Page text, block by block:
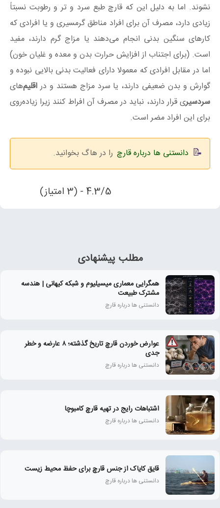
نشوند. اما به دلیل این که قارچ طبع سرد و تر و رطوبت نسبتاً
زیادی دارد، مصرف آن برای افراد مناطق گرمسیری و یا افرادی که
کارهای سنگین بدنی انجام می‌دهند یا مزاج گرم دارند، مفید
است. (برای اجتناب از افزایش حرارت بدن و معده و غلیان خون)
اما در مقابل افرادی که معمولا دارای فعالیت بدنی بالایی نبوده و
گوارش و بدن ضعیفی دارند، یا سرد مزاج هستند و دراقلیم‌های
سردسیری قرار دارند، نباید در مصرف آن افراط کنند زیرا زیاده‌‌روی
برای این افراد مضر است.
دانستنی ها درباره قارچ را در هاگ بخوانید.
4.3/5 - (3 امتیاز)
مطلب پیشنهادی
همگرایی معماری میسیلیوم و شبکه کیهانی | هندسه
مشترک طبیعت
دانستنی ها درباره قارچ
عوارض خوردن قارچ تاریخ‌ گذشته؛ ۸ عارضه و خطر
جدی
دانستنی ها درباره قارچ
اشتباهات رایج در تهیه قارچ کامبوچا
دانستنی ها درباره قارچ
قایق کایاک از جنس قارچ برای حفظ محیط زیست
دانستنی ها درباره قارچ